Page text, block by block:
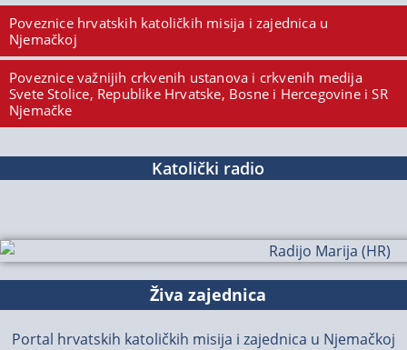
Poveznice hrvatskih katoličkih misija i zajednica u
Njemačkoj
Poveznice važnijih crkvenih ustanova i crkvenih medija
Svete Stolice, Republike Hrvatske, Bosne i Hercegovine i SR
Njemačke
Katolički radio
Živa zajednica
Portal hrvatskih katoličkih misija i zajednica u Njemačkoj